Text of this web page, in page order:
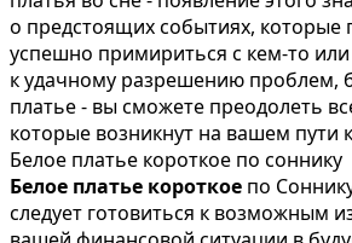
о предстоящих событиях, которые
успешно примириться с кем-то
к удачному разрешению проблем,
платье - вы сможете преодолеть
которые возникнут на вашем пути к
Белое платье короткое по соннику
Белое платье короткое по
следует готовиться к возможным